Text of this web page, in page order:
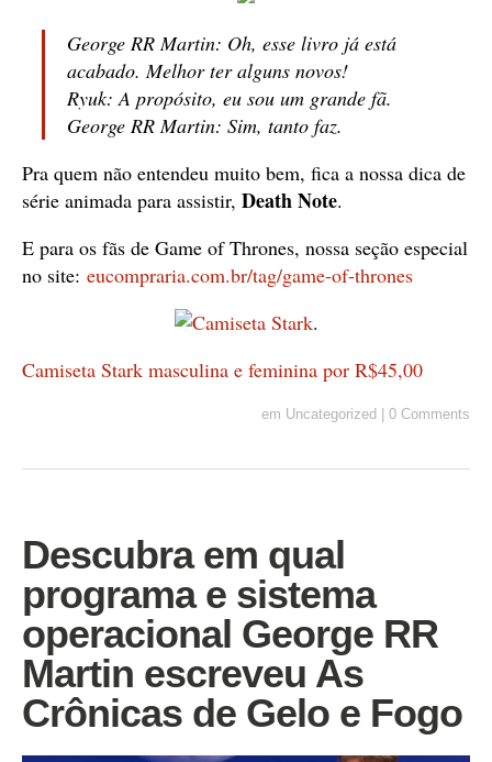
George RR Martin: Oh, esse livro já está
acabado. Melhor ter alguns novos!
Ryuk: A propósito, eu sou um grande fã.
George RR Martin: Sim, tanto faz.
Pra quem não entendeu muito bem, fica a nossa dica de
série animada para assistir, Death Note.
E para os fãs de Game of Thrones, nossa seção especial
no site: eucompraria.com.br/tag/game-of-thrones
.
Camiseta Stark masculina e feminina por R$45,00
em Uncategorized 0 Comments
Descubra em qual
programa e sistema
operacional George RR
Martin escreveu As
Crônicas de Gelo e Fogo